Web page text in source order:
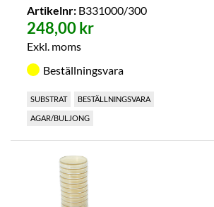
Artikelnr:B331000/300
248,00 kr
Exkl. moms
Beställningsvara
SUBSTRAT BESTÄLLNINGSVARA
AGAR/BULJONG